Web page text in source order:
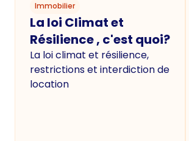
Immobilier
La loi Climat et
Résilience , c'est quoi?
La loi climat et résilience,
restrictions et interdiction de
location